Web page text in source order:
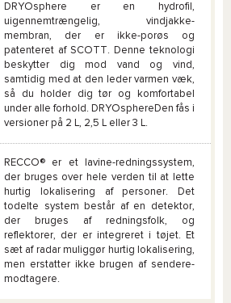
DRYOsphere er en hydrofil,
uigennemtrængelig, vindjakke-
membran, der er ikke-porøs og
patenteret af SCOTT. Denne teknologi
beskytter dig mod vand og vind,
samtidig med at den leder varmen væk,
så du holder dig tør og komfortabel
under alle forhold. DRYOsphereDen fås i
versioner på 2 L, 2,5 L eller 3 L.
RECCO® er et lavine-redningssystem,
der bruges over hele verden til at lette
hurtig lokalisering af personer. Det
todelte system består af en detektor,
der bruges af redningsfolk, og
reflektorer, der er integreret i tøjet. Et
sæt af radar muliggør hurtig lokalisering,
men erstatter ikke brugen af sendere-
modtagere.